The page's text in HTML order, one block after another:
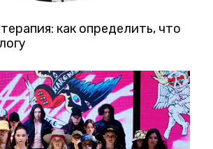
как определить, что